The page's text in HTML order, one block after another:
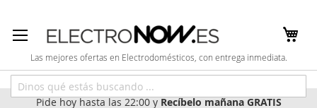
al
contenido
Las mejores ofertas en Electrodomésticos, con entrega inmediata.
Pide hoy hasta las 22:00 yRecíbelo mañana GRATIS